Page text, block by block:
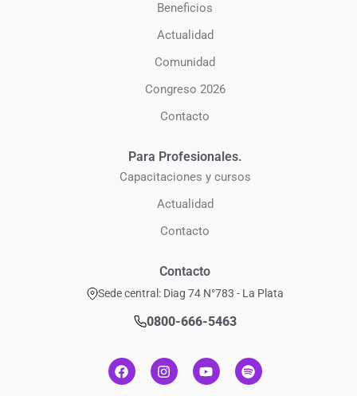
Beneficios
Actualidad
Comunidad
Congreso 2026
Contacto
Para Profesionales.
Capacitaciones y cursos
Actualidad
Contacto
Contacto
Sede central: Diag 74 N°783 - La Plata
0800-666-5463